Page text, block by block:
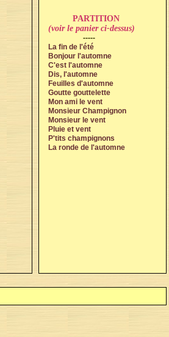
PARTITION
(voir le panier ci-dessus)
-----
La fin de l'été
Bonjour l'automne
C'est l'automne
Dis, l'automne
Feuilles d'automne
Goutte gouttelette
Mon ami le vent
Monsieur Champignon
Monsieur le vent
Pluie et vent
P'tits champignons
La ronde de l'automne